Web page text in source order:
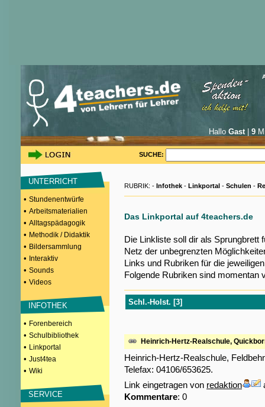
Hallo Gast| 9
SUCHE:
UNTERRICHT
• Stundenentwürfe
• Arbeitsmaterialien
• Alltagspädagogik
• Methodik / Didaktik
• Bildersammlung
• Interaktiv
• Sounds
• Videos
INFOTHEK
• Forenbereich
• Schulbibliothek
• Linkportal
• Just4tea
• Wiki
SERVICE
RUBRIK: - Infothek - Linkportal - Schulen -
Das Linkportal auf 4teachers.de
Die Linkliste soll dir als Sprungbrett
Netz der unbegrenzten
Links und Rubriken für die
Folgende Rubriken sind momentan
Schl.-Holst. [3]
Heinrich-Hertz-Realschule,
Heinrich-Hertz-Realschule,
Telefax: 04106/653625.
Link eingetragen von redaktion
Kommentare: 0